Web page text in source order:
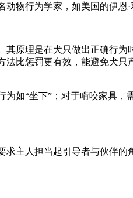
物行为学家，如美国的伊
理是在犬只做出正确行为
比惩罚更有效，能避免犬
“坐下”；对于啃咬家具，
人担当起引导者与伙伴的